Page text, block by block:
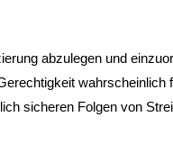
abzulegen und
wahrscheinlich
sicheren Folgen von